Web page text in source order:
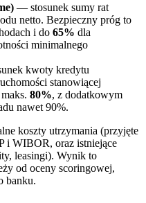
— stosunek sumy rat
netto. Bezpieczny próg to
i do 65% dla
minimalnego
kwoty kredytu
stanowiącej
80%, z dodatkowym
nawet 90%.
koszty utrzymania (przyjęte
i WIBOR, oraz istniejące
leasingi). Wynik to
od oceny scoringowej,
banku.